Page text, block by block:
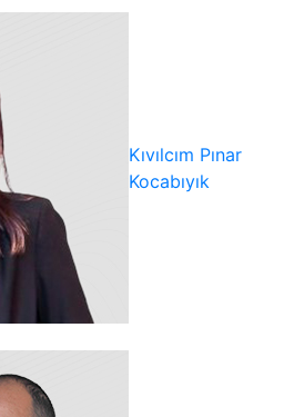
Kıvılcım Pınar
Kocabıyık